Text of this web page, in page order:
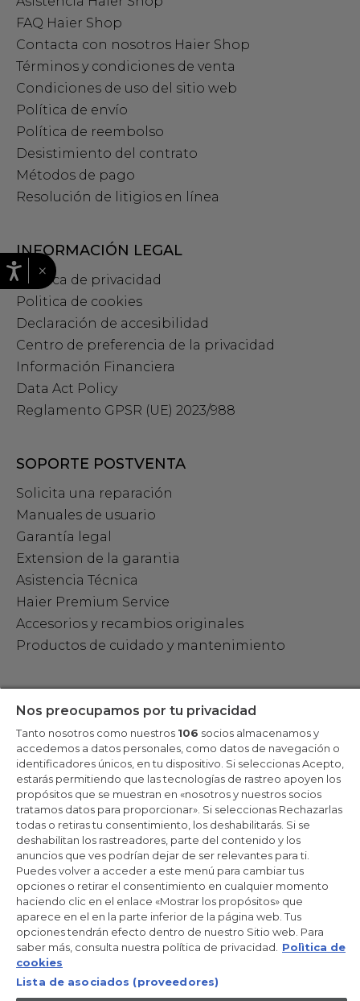
FAQ Haier Shop
Contacta con nosotros Haier Shop
Términos y condiciones de venta
Condiciones de uso del sitio web
Política de envío
Política de reembolso
Desistimiento del contrato
Métodos de pago
Resolución de litigios en línea
INFORMACIÓN LEGAL
Política de privacidad
Politica de cookies
Declaración de accesibilidad
Centro de preferencia de la privacidad
Información Financiera
Data Act Policy
Reglamento GPSR (UE) 2023/988
SOPORTE POSTVENTA
Solicita una reparación
Manuales de usuario
Garantía legal
Extension de la garantia
Asistencia Técnica
Haier Premium Service
Accesorios y recambios originales
Productos de cuidado y mantenimiento
Regístrate ahora
Candy Hoover Group Srl –con accionista único, empresa que
gestiona y coordina la actividad de Candy S.p.A, con domicilio fiscal
en Via Comolli, 57 - 20861 Brugherio (MB) – Sede administrativa:
Via Privata Eden Fumagalli - 20861 Brugherio (MB). - Italia con
capital social de 30,000,000.00€ íntegramente desembolsado.
Registro Mercantil/ tributación de Monza y Brianza 04666310158 –
IVA núm. IT00786860965
ES / Español
×
Nos preocupamos por tu privacidad
Tanto nosotros como nuestros 106 socios almacenamos y
accedemos a datos personales, como datos de navegación o
identificadores únicos, en tu dispositivo. Si seleccionas Acepto,
estarás permitiendo que las tecnologías de rastreo apoyen los
propósitos que se muestran en «nosotros y nuestros socios
tratamos datos para proporcionar». Si seleccionas Rechazarlas
todas o retiras tu consentimiento, los deshabilitarás. Si se
deshabilitan los rastreadores, parte del contenido y los
anuncios que ves podrían dejar de ser relevantes para ti.
Puedes volver a acceder a este menú para cambiar tus
opciones o retirar el consentimiento en cualquier momento
haciendo clic en el enlace «Mostrar los propósitos» que
aparece en el en la parte inferior de la página web. Tus
opciones tendrán efecto dentro de nuestro Sitio web. Para
saber más, consulta nuestra política de privacidad.
Polìtica de
cookies
Lista de asociados (proveedores)